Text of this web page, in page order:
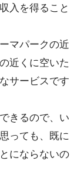
入を得ること
マパークの近
近くに空いた
サービスです
きるので、い
っても、既に
にならないの